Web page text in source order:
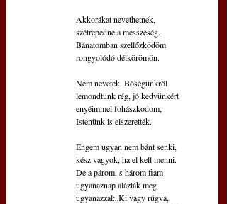
Akkorákat nevethetnék,
szétrepedne a messzeség.
Bánatomban szellőzködöm
rongyolódó délkörömön.
Nem nevetek. Bőségünkről
lemondtunk rég, jó kedvünkért
enyéimmel fohászkodom,
Istenünk is elszerették.
Engem ugyan nem bánt senki,
kész vagyok, ha el kell menni.
De a párom, s három fiam
ugyanaznap alázták meg
ugyanazzal:„Ki vagy rúgva,